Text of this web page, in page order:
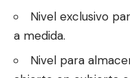
Nivel exclusivo
a medida.
Nivel para